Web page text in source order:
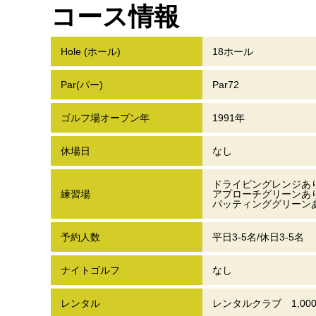
コース情報
Hole (ホール) 18ホール
Par(パー) Par72
ゴルフ場オープン年 1991年
休場日 なし
練習場
ドライビングレンジあ
アプローチグリーンあ
パッティンググリーン
予約人数 平日3-5名/休日3-5名
ナイトゴルフ なし
レンタル レンタルクラブ